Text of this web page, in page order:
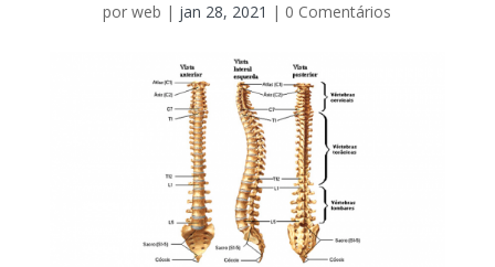
porweb | jan 28, 2021 | 0 Comentários